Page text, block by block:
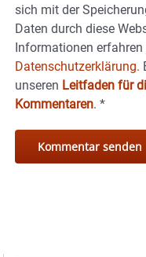
sich mit der
Daten durch diese
Informationen erfahren
Datenschutzerklärung.
unseren Leitfaden für
Kommentaren. *